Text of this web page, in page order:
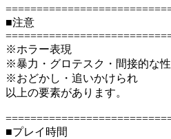
■注意
※ホラー表現
※暴力・グロテスク・間接的な
※おどかし・追いかけられ
以上の要素があります。
■プレイ時間